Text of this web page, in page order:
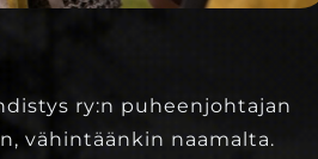
ry:n puheenjohtajan
vähintäänkin naamalta.